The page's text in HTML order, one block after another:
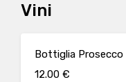
Vini
Bottiglia Prosecco
12.00 €